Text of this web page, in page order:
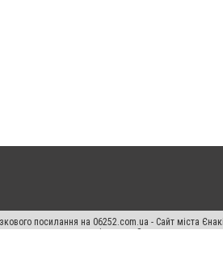
посилання на 06252.com.ua - Сайт міста
прав переслідується Законом.